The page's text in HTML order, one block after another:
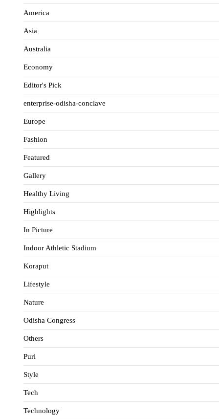
America
Asia
Australia
Economy
Editor's Pick
enterprise-odisha-conclave
Europe
Fashion
Featured
Gallery
Healthy Living
Highlights
In Picture
Indoor Athletic Stadium
Koraput
Lifestyle
Nature
Odisha Congress
Others
Puri
Style
Tech
Technology